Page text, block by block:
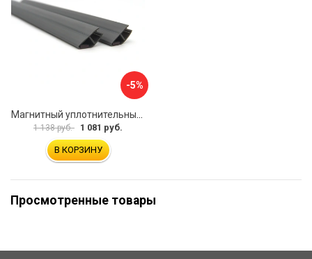
-5%
1 138 руб. 1 081 руб.
В КОРЗИНУ
Просмотренные товары